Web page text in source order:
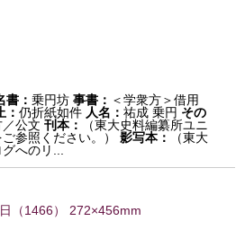
書：乗円坊 事書： ＜学衆方＞借用
：仍折紙如件 人名：祐成 乗円 その
／公文刊本：
（東大史料編纂所ユニ
参照ください。）
影写本：
（東大
へのリ...
（1466） 272×456mm